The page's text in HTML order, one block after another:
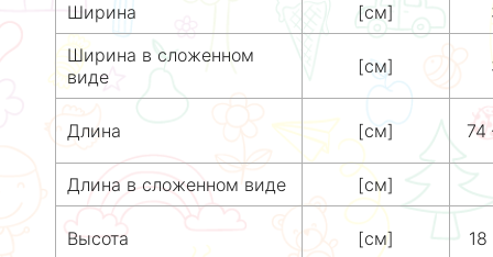
Ширина [см]
Ширина в сложенном
виде
[см]
Длина [см]
Длина в сложенном виде [см]
Высота [см]